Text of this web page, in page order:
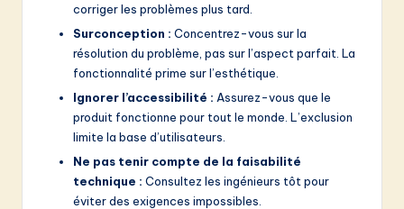
corriger les problèmes plus tard.
Surconception : Concentrez-vous sur la
résolution du problème, pas sur l’aspect parfait. La
fonctionnalité prime sur l’esthétique.
Ignorer l’accessibilité : Assurez-vous que le
produit fonctionne pour tout le monde. L’exclusion
limite la base d’utilisateurs.
Ne pas tenir compte de la faisabilité
technique : Consultez les ingénieurs tôt pour
éviter des exigences impossibles.